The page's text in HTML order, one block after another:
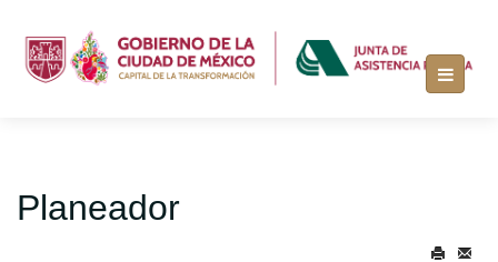
Planeador